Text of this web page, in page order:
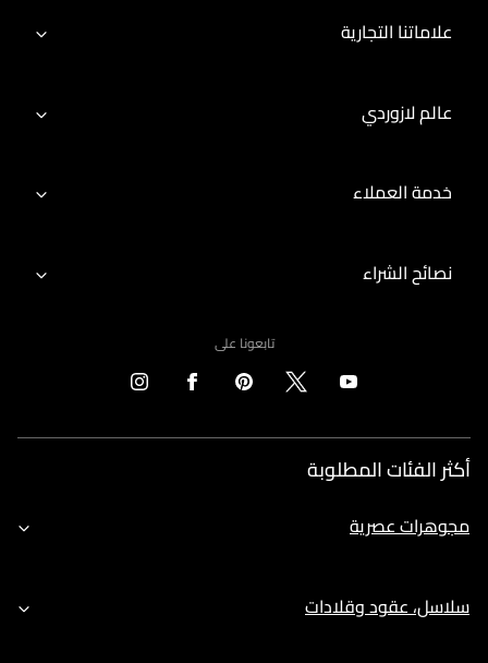
علاماتنا التجارية
عالم لازوردي
خدمة العملاء
نصائح الشراء
تابعونا على
أكثر الفئات المطلوبة
مجوهرات عصرية
سلاسل، عقود وقلادات